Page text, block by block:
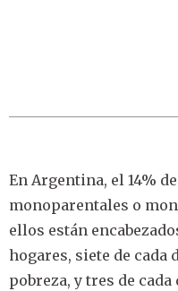
En Argentina, el 14%
monoparentales o
ellos están
hogares, siete de cada
pobreza, y tres de